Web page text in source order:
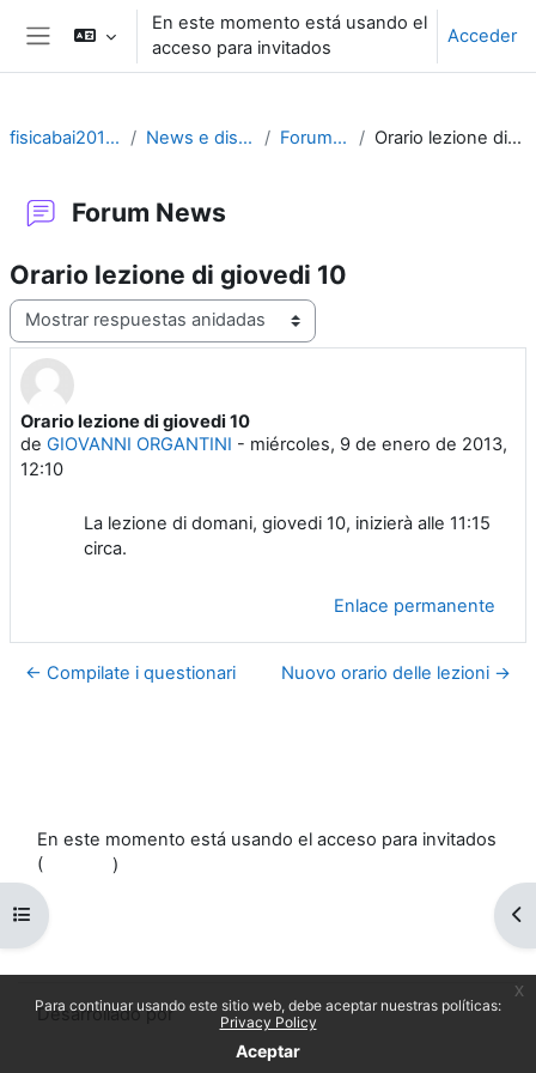
Salta al contenido principal
Para continuar usando este sitio web, debe aceptar nuestras políticas:
Privacy Policy
Aceptar
x
Panel lateral
En este momento está usando el
acceso para invitados
Acceder
Abrir índice del curso
fisicabai2012-2020 News e discussioni Forum News Orario lezione di giovedi 10
Forum News
Orario lezione di giovedi 10
Mostrar modo
Orario lezione di giovedi 10
de GIOVANNI ORGANTINI - miércoles, 9 de enero de 2013,
12:10
Número de respuestas: 0
La lezione di domani, giovedi 10, inizierà alle 11:15
circa.
Enlace permanente
← Compilate i questionari Nuovo orario delle lezioni →
En este momento está usando el acceso para invitados
(
)
Políticas
Descargar la app para dispositivos móviles
Desarrollado porMoodle